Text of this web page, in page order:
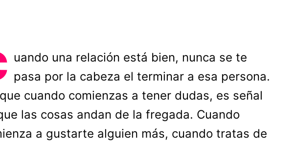
uando una relación está bien, nunca se te
pasa por la cabeza el terminar a esa persona.
cuando comienzas a tener dudas, es señal
las cosas andan de la fregada. Cuando
a gustarte alguien más, cuando tratas de